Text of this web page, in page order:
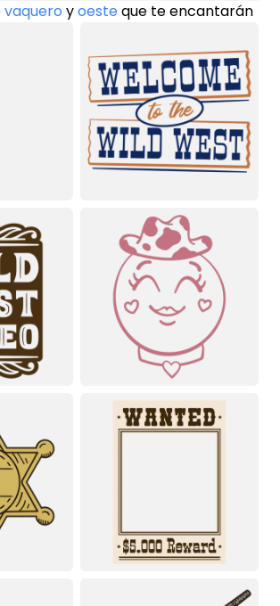
vaquero yoesteque te encantarán